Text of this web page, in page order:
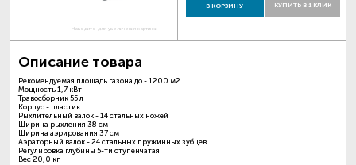
Наведите для увеличения картинки
В КОРЗИНУ КУПИТЬ В 1 КЛИК
Описание товара
Рекомендуемая площадь газона до - 1200 м2
Мощность 1,7 кВт
Травосборник 55 л
Корпус - пластик
Рыхлительный валок - 14 стальных ножей
Ширина рыхления 38 см
Ширина аэрирования 37 см
Аэраторный валок - 24 стальных пружинных зубцев
Регулировка глубины 5-ти ступенчатая
Вес 20,0 кг